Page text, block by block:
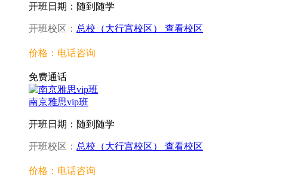
开班日期：随到随学
开班校区： 总校（大行宫校区） 查看校区
价格：电话咨询
免费通话
南京雅思vip班
开班日期：随到随学
开班校区： 总校（大行宫校区） 查看校区
价格：电话咨询